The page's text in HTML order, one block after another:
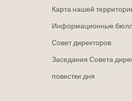
Карта нашей
Информационные
Совет директоров
Заседания Совета
повестки дня